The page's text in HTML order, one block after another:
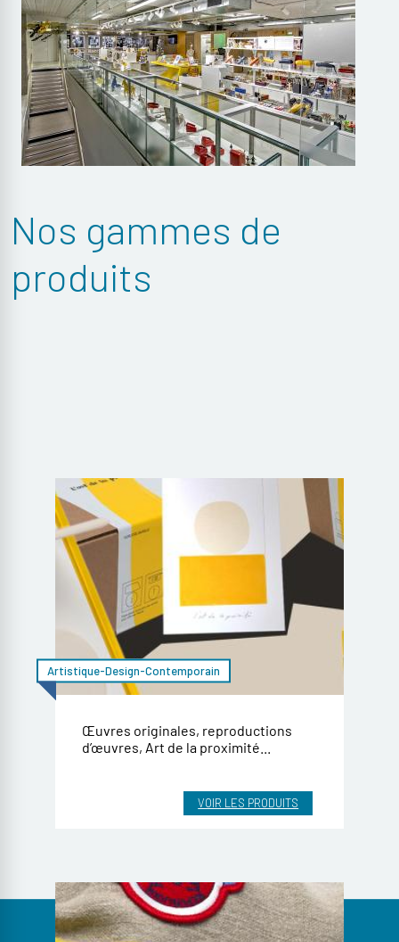
Nos gammes de
produits
Artistique-Design-Contemporain
Œuvres originales, reproductions
d’œuvres, Art de la proximité...
VOIR LES PRODUITS